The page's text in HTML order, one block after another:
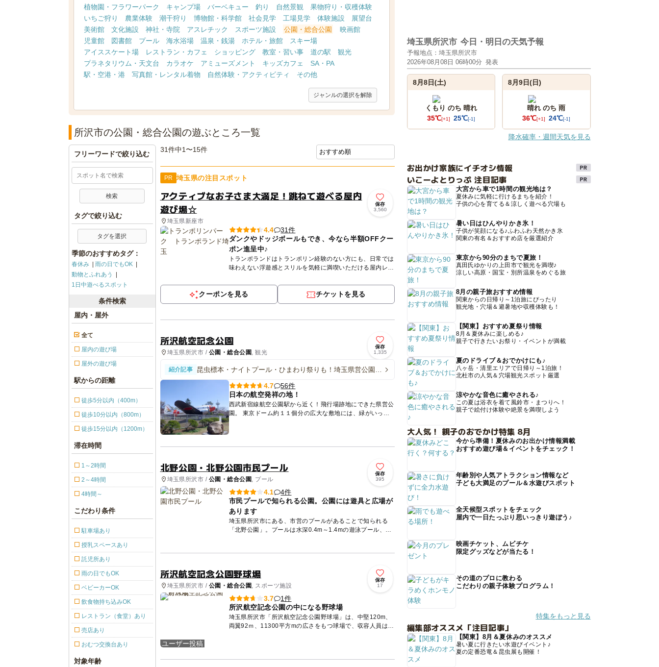
植物園・フラワーパーク
キャンプ場 バーベキュー 釣り 自然景観
果物狩り・収穫体験
いちご狩り
農業体験 潮干狩り 博物館・科学館 社会見学 工場見学 体験施設
展望台
美術館
文化施設 神社・寺院 アスレチック スポーツ施設 公園・総合公園
映画館
児童館
図書館 プール 海水浴場 温泉・銭湯 ホテル・旅館
スキー場
アイススケート場
レストラン・カフェ ショッピング 教室・習い事 道の駅
観光
プラネタリウム・天文台
カラオケ アミューズメント キッズカフェ
SA・PA
駅・空港・港
写真館・レンタル着物 自然体験・アクティビティ その他
ジャンルの選択を解除
所沢市の公園・総合公園の遊ぶところ一覧
31件中1〜15件
PR 埼玉県の注目スポット
アクティブなお子さま大満足！跳ねて遊べる屋内
遊び場☆
埼玉県新座市
保存
3,560
4.4
31件
ダンクやドッジボールもでき、今なら半額OFFクー
ポン進呈中♪
トランポランドはトランポリン経験のない方にも、日常では
味わえない浮遊感とスリルを気軽に満喫いただける屋内レジ
ます。 ※...
クーポンを見る チケットを見る
所沢航空記念公園
埼玉県所沢市 / 公園・総合公園 , 観光
保存
1,335
紹介記事
昆虫標本・ナイトプール・ひまわり祭りも！埼玉県営公園の
4.7
56件
日本の航空発祥の地！
西武新宿線航空公園駅から近く！飛行場跡地にできた県営公
園。 東京ドーム約１１個分の広大な敷地には、緑がいっぱ
い！ ジョギング・ウォーキングコースやテニスコートなど
の運...
北野公園・北野公園市民プール
埼玉県所沢市 / 公園・総合公園 , プール
保存
395
4.1
4件
市民プールで知られる公園。公園には遊具と広場が
あります
埼玉県所沢市にある、市営のプールがあることで知られる
「北野公園」。プールは水深0.4m～1.4mの遊泳プール、水
所沢航空記念公園野球場
埼玉県所沢市 / 公園・総合公園 , スポーツ施設
保存
17
ユーザー投稿
3.7
1件
所沢航空記念公園の中になる野球場
埼玉県所沢市「所沢航空記念公園野球場」は、中堅120m、
両翼92ｍ、11300平方mの広さをもつ球場で、収容人員は
フリーワードで絞り込む
タグで絞り込む
タグを選択
季節のおすすめタグ：
春休み
雨の日でもOK
動物とふれあう
1日中遊べるスポット
条件検索
屋内・屋外
全て
屋内の遊び場
屋外の遊び場
駅からの距離
徒歩5分以内（400m）
徒歩10分以内（800m）
徒歩15分以内（1200m）
滞在時間
1～2時間
2～4時間
4時間～
こだわり条件
駐車場あり
授乳スペースあり
託児所あり
雨の日でもOK
ベビーカーOK
飲食物持ち込みOK
レストラン（食堂）あり
売店あり
おむつ交換台あり
対象年齢
埼玉県所沢市 今日・明日の天気予報
予報地点：埼玉県所沢市
2026年08月08日 06時00分 発表
8月8日(土)
くもり のち 晴れ
35℃[+1] 25℃[-1]
8月9日(日)
晴れ のち 雨
36℃[+1] 24℃[-1]
降水確率・週間天気を見る
お出かけ家族にイチオシ情報
いこーよとりっぷ 注目記事
大宮から車で1時間の観光地は？
夏休みに気軽に行けるまちを紹介！
子供の心を育てる＆涼しく遊べる穴場も
暑い日はひんやりかき氷！
子供が笑顔になる♪ふわふわ天然かき氷
関東の有名＆おすすめ店を厳選紹介
東京から90分のまちで夏旅！
真田氏ゆかりの上田市で観光を満喫♪
涼しい高原・国宝・別所温泉をめぐる旅
8月の親子旅おすすめ情報
関東からの日帰り～1泊旅にぴったり
観光地・穴場＆避暑地や収穫体験も！
【関東】おすすめ夏祭り情報
8月＆夏休みに楽しめる♪
親子で行きたいお祭り・イベントが満載
夏のドライブ＆おでかけにも♪
八ヶ岳・清里エリアで日帰り～1泊旅！
北杜市の人気＆穴場観光スポット厳選
涼やかな音色に癒やされる♪
この夏は浴衣を着て風鈴市・まつりへ！
親子で絵付け体験や絶景を満喫しよう
大人気！ 親子のおでかけ特集 8月
今から準備！夏休みのお出かけ情報満載
おすすめ遊び場＆イベントをチェック！
年齢別や人気アトラクション情報など
子ども大満足のプール＆水遊びスポット
全天候型スポットをチェック
屋内で一日たっぷり思いっきり遊ぼう♪
映画チケット、ムビチケ
限定グッズなどが当たる！
その道のプロに教わる
こだわりの親子体験プログラム！
特集をもっと見る
編集部オススメ「注目記事」
【関東】8月＆夏休みのオススメ
暑い夏に行きたい水遊びイベント♪
夏の定番恐竜＆昆虫展も開催！